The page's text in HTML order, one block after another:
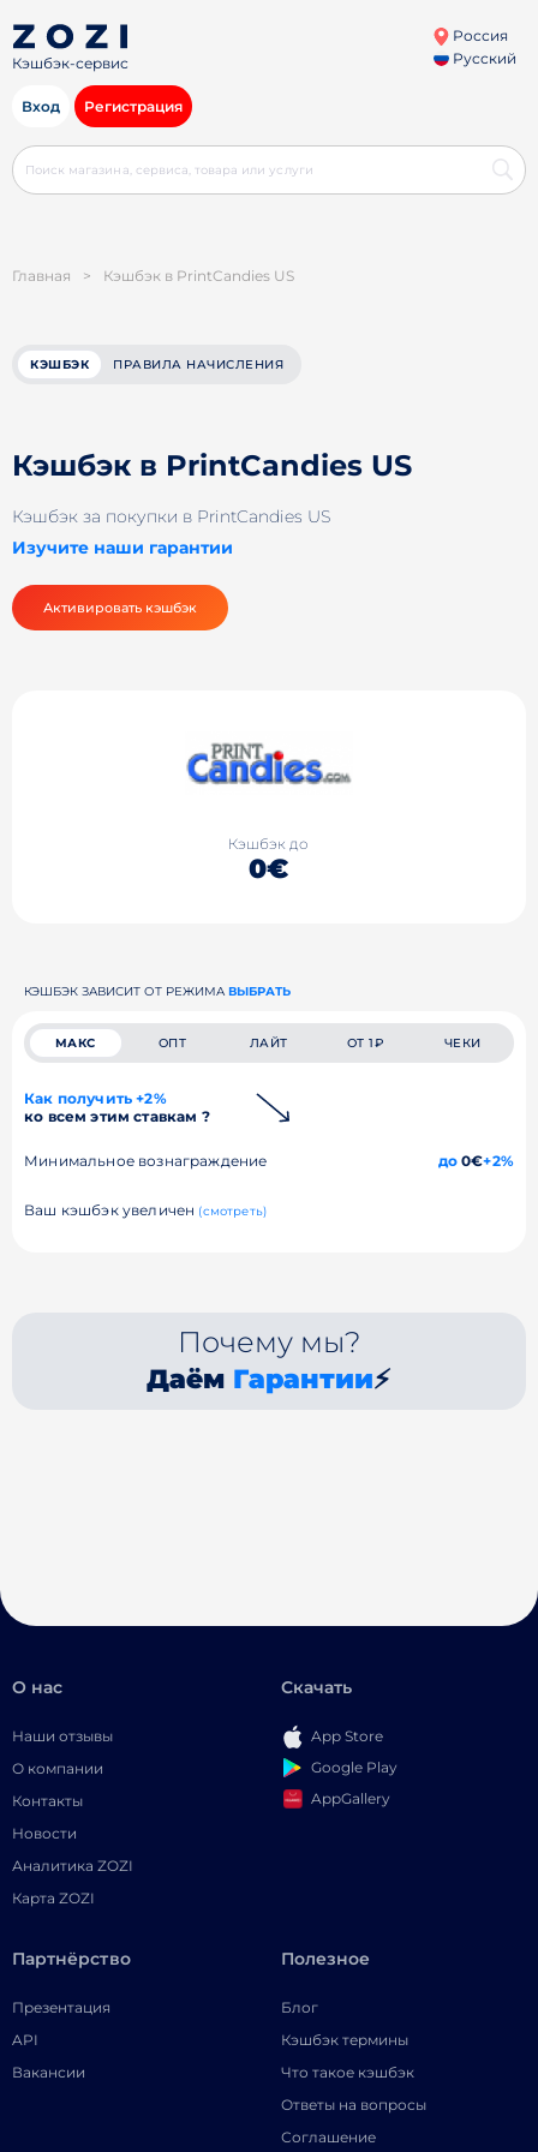
Кэшбэк-сервис
Россия
Русский
Вход Регистрация
Главная > Кэшбэк в PrintCandies US
КЭШБЭК ПРАВИЛА НАЧИСЛЕНИЯ
Кэшбэк в PrintCandies US
Кэшбэк за покупки в PrintCandies US
Изучите наши гарантии
Активировать кэшбэк
Кэшбэк до
0€
КЭШБЭК ЗАВИСИТ ОТ РЕЖИМА ВЫБРАТЬ
МАКС ОПТ ЛАЙТ ОТ 1₽ ЧЕКИ
Как получить +2%
ко всем этим ставкам ?
Минимальное вознаграждение до0€+2%
Ваш кэшбэк увеличен (смотреть)
Почему мы?
Даём Гарантии⚡
О нас
Наши отзывы
О компании
Контакты
Новости
Аналитика ZOZI
Карта ZOZI
Скачать
App Store
Google Play
AppGallery
Партнёрство
Презентация
API
Вакансии
Полезное
Блог
Кэшбэк термины
Что такое кэшбэк
Ответы на вопросы
Соглашение